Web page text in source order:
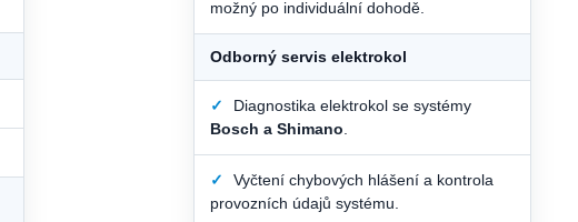
možný po individuální dohodě.
Odborný servis elektrokol
✓
Diagnostika elektrokol se systémy
Bosch a Shimano
✓
Vyčtení chybových hlášení a kontrola
provozních údajů systému.